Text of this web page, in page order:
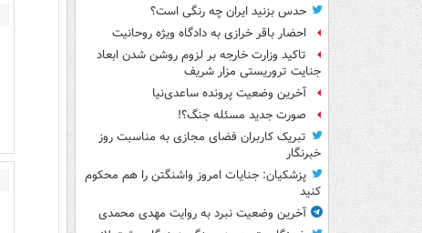
حدس بزنید ایران چه رنگی است؟
احضار باقر خرازی به دادگاه ویژه روحانیت
تاکید وزارت خارجه بر لزوم روشن شدن ابعاد
جنایت تروریستی مزار شریف
آخرین وضعیت پرونده ساعدی‌نیا
صورت جدید مسئله جنگ؟!
تبریک کاربران فضای مجازی به مناسبت روز
خبرنگار
پزشکیان: جنایات امروز واشنگتن را هم محکوم
کنید
آخرین وضعیت نبرد به روایت مهدی محمدی